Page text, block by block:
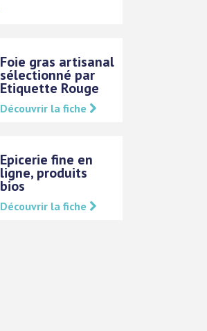
Foie gras artisanal
sélectionné par
Etiquette Rouge
Découvrir la fiche
Epicerie fine en
ligne, produits
bios
Découvrir la fiche